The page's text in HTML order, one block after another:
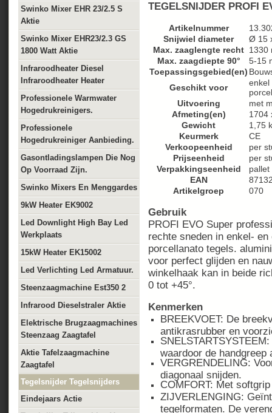
Swinko Mixer EHR 23/2.5 S
Aktie
Swinko Mixer EHR23/2.3 GS
1800 Watt Aktie
Infraroodheater Diesel
Infraroodheater Heater
Professionele Warmwater
Hogedrukreinigers.
Professionele
Hogedrukreiniger Aanbieding.
Gasontladingslampen Die Nog
Op Voorraad Zijn.
Swinko Mixers En Menggardes
9kW Heater EK9002
Led Downlight High Bay Led
Werkplaats
15kW Heater EK15002
Led Verlichting Led Armatuur.
Steenzaagmachine Est350 2
Infrarood Dieselstraler Aktie
Elektrische Brugzaagmachines
Steenzaag Zaagtafel
Aktie Tafelzaagmachine
Zaagtafel
Tegelsnijder Tegelsnijders
Eindejaars Actie
TEGELSNIJDER PROFI
Artikelnummer
Snijwiel diameter
Ø 15
Max. zaaglengte recht 1330
Max. zaagdiepte 90°
5-15
Toepassingsgebied(en)
Geschikt voor
enkel
Uitvoering
met
Afmeting(en)
1704
Gewicht
1,75
Keurmerk
CE
Verkoopeenheid
per
Prijseenheid
per
Verpakkingseenheid
pallet
EAN
Artikelgroep
070
Gebruik
PROFI EVO Super
rechte sneden in enkel-
porcellanato tegels.
voor perfect glijden en
winkelhaak kan in beide
0 tot +45°.
Kenmerken
BREEKVOET: De
antikrasrubber en
waardoor de
VERGRENDELING:
diagonaal snijden.
COMFORT: Met
ZIJVERLENGING:
tegelformaten. De